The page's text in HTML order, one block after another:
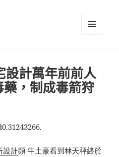
計萬年前前人
，制成毒箭狩
設計頻 牛土豪看到林天秤終於